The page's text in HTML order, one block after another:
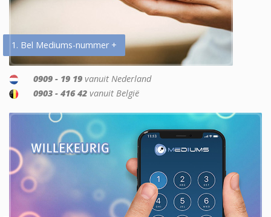
1. Bel Mediums-nummer +
0909 - 19 19 vanuit Nederland
0903 - 416 42 vanuit België